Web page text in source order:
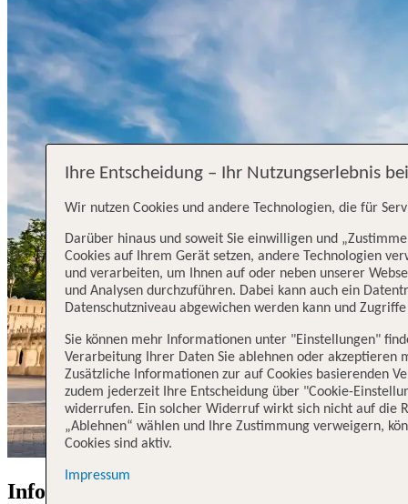
Informationen über Flughafen Budapest
Ihre Entscheidung – Ihr Nutzungserlebnis
Wir nutzen Cookies und andere Technologien, die für
Darüber hinaus und soweit Sie einwilligen und
Cookies auf Ihrem Gerät setzen, andere Technologien
und verarbeiten, um Ihnen auf oder neben unserer
und Analysen durchzuführen. Dabei kann auch ein
Datenschutzniveau abgewichen werden kann und
Sie können mehr Informationen unter "Einstellungen"
Verarbeitung Ihrer Daten Sie ablehnen oder akzeptieren
Zusätzliche Informationen zur auf Cookies basierenden
zudem jederzeit Ihre Entscheidung über "Cookie-
widerrufen. Ein solcher Widerruf wirkt sich nicht auf die
„Ablehnen“ wählen und Ihre Zustimmung verweigern,
Cookies sind aktiv.
Impressum